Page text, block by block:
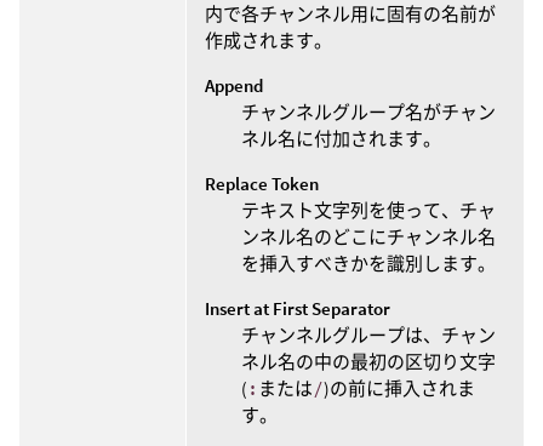
内で各チャンネル用に固有の名前が
作成されます。
Append
チャンネルグループ名がチャン
ネル名に付加されます。
Replace Token
テキスト文字列を使って、チャ
ンネル名のどこにチャンネル名
を挿入すべきかを識別します。
Insert at First Separator
チャンネルグループは、チャン
ネル名の中の最初の区切り文字
( : または/)の前に挿入されま
す。